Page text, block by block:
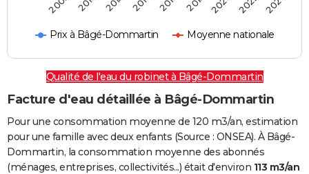
Prix à Bâgé-Dommartin Moyenne nationale
Qualité de l'eau du robinet à Bâgé-Dommartin
Facture d'eau détaillée à Bâgé-Dommartin
Pour une consommation moyenne de 120 m3/an, estimation
pour une famille avec deux enfants (Source : ONSEA). À Bâgé-
Dommartin, la consommation moyenne des abonnés
(ménages, entreprises, collectivités...) était d'environ 113 m3/an